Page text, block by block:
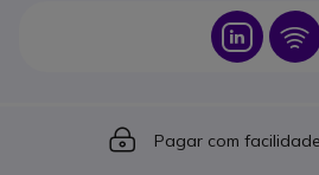
Icon
Icon
Pagar com